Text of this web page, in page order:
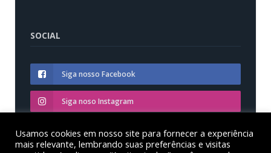
SOCIAL
Siga nosso Facebook
Siga noso Instagram
Siga nosso YouTube
Usamos cookies em nosso site para fornecer a experiência
mais relevante, lembrando suas preferências e visitas